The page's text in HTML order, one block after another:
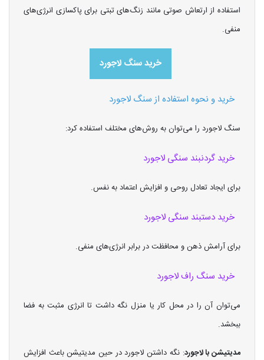
استفاده از ارتعاش صوتی مانند زنگ‌های تبتی برای پاکسازی انرژی‌های
منفی.
خرید سنگ لاجورد
خرید و نحوه استفاده از سنگ لاجورد
سنگ لاجورد را می‌توان به روش‌های مختلف استفاده کرد:
خرید گردنبند سنگی لاجورد
برای ایجاد تعادل روحی و افزایش اعتماد به نفس.
خرید دستبند سنگی لاجورد
برای آرامش ذهن و محافظت در برابر انرژی‌های منفی.
خرید سنگ راف لاجورد
می‌توان آن را در محل کار یا منزل نگه داشت تا انرژی مثبت به فضا
ببخشد.
مدیتیشن با لاجورد: نگه داشتن لاجورد در حین مدیتیشن باعث افزایش